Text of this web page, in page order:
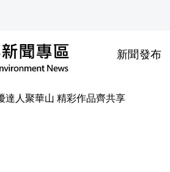
專區
新聞發布
達人聚華山 精彩作品齊共享